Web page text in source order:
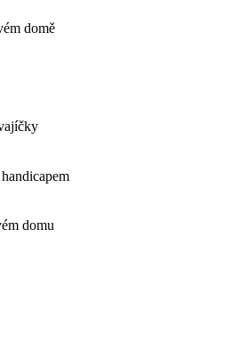
domě
domu